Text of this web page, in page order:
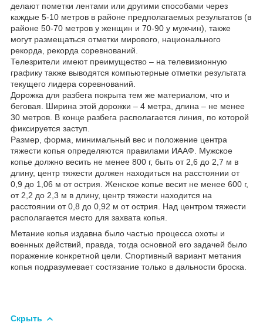
делают пометки лентами или другими способами через
каждые 5-10 метров в районе предполагаемых результатов (в
районе 50-70 метров у женщин и 70-90 у мужчин), также
могут размещаться отметки мирового, национального
рекорда, рекорда соревнований.
Телезрители имеют преимущество – на телевизионную
графику также выводятся компьютерные отметки результата
текущего лидера соревнований.
Дорожка для разбега покрыта тем же материалом, что и
беговая. Ширина этой дорожки – 4 метра, длина – не менее
30 метров. В конце разбега располагается линия, по которой
фиксируется заступ.
Размер, форма, минимальный вес и положение центра
тяжести копья определяются правилами ИААФ. Мужское
копье должно весить не менее 800 г, быть от 2,6 до 2,7 м в
длину, центр тяжести должен находиться на расстоянии от
0,9 до 1,06 м от острия. Женское копье весит не менее 600 г,
от 2,2 до 2,3 м в длину, центр тяжести находится на
расстоянии от 0,8 до 0,92 м от острия. Над центром тяжести
располагается место для захвата копья.
Метание копья издавна было частью процесса охоты и
военных действий, правда, тогда основной его задачей было
поражение конкретной цели. Спортивный вариант метания
копья подразумевает состязание только в дальности броска.
Скрыть